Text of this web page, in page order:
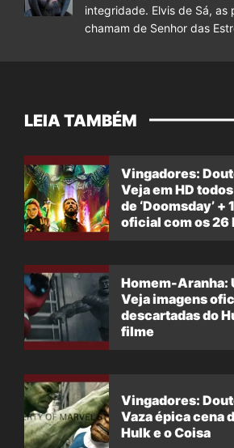
integridade. Elvis de Sá, as
chamam de Senhor das
LEIA TAMBÉM
Vingadores:
Veja em HD
de ‘Doomsday’ +
oficial com os 26
Homem-Aranha:
Veja imagens
descartadas do
filme
Vingadores:
Vaza épica cena
Hulk e o Coisa